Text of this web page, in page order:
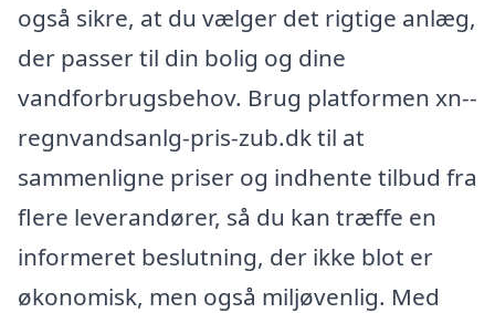
også sikre, at du vælger det rigtige anlæg,
der passer til din bolig og dine
vandforbrugsbehov. Brug platformen xn--
regnvandsanlg-pris-zub.dk til at
sammenligne priser og indhente tilbud fra
flere leverandører, så du kan træffe en
informeret beslutning, der ikke blot er
økonomisk, men også miljøvenlig. Med